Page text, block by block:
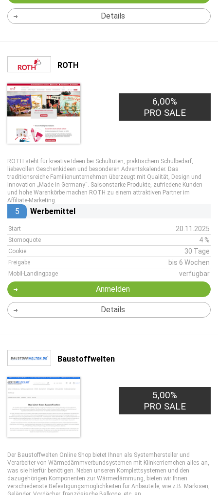
Details
ROTH
6,00%
PRO SALE
ROTH steht für kreative Ideen bei Schultüten, praktischem Schulbedarf,
liebevollen Geschenkideen und besonderen Adventskalender. Das
traditionsreiche Familienunternehmen überzeugt mit Qualität, Design und
Innovation „Made in Germany“. Saisonstarke Produkte, zufriedene Kunden
und hohe Warenkörbe machen ROTH zu einem attraktiven Partner im
Affiliate-Marketing.
5 Werbemittel
Start 20.11.2025
Stornoquote 4 %
Cookie 30 Tage
Freigabe bis 6 Wochen
Mobil-Landingpage verfügbar
Anmelden
Details
Baustoffwelten
5,00%
PRO SALE
Der Baustoffwelten Online Shop bietet Ihnen als Systemhersteller und
Verarbeiter von Wärmedämmverbundsystemen mit Klinkerriemchen alles an,
was sie hierfür benötigen. Neben unseren Komplettsystemen und den
dazugehörigen Komponenten zur Wärmedämmung, bieten wir Ihnen
verschiedenste Befestigungsmöglichkeiten für Anbauteile, wie z.B. Markisen,